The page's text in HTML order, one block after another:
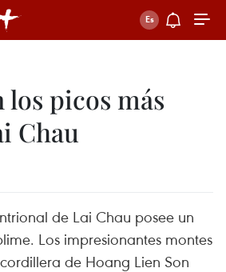
los picos más
Chau
de Lai Chau posee un
Los impresionantes montes
de Hoang Lien Son